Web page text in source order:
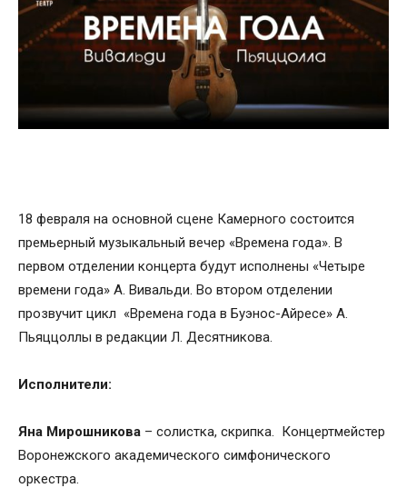
18 февраля на основной сцене Камерного состоится
премьерный музыкальный вечер «Времена года». В
первом отделении концерта будут исполнены «Четыре
времени года» А. Вивальди. Во втором отделении
прозвучит цикл «Времена года в Буэнос-Айресе» А.
Пьяццоллы в редакции Л. Десятникова.
Исполнители:
Яна Мирошникова – солистка, скрипка. Концертмейстер
Воронежского академического симфонического
оркестра.